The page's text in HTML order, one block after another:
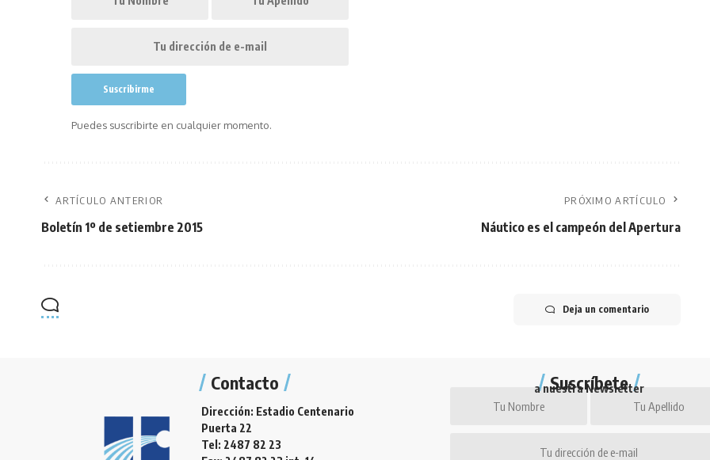
Puedes suscribirte en cualquier momento.
ARTÍCULO ANTERIOR
Boletín 1º de setiembre 2015
PRÓXIMO ARTÍCULO
Náutico es el campeón del Apertura
Deja un comentario
Contacto
Dirección: Estadio Centenario
Puerta 22
Tel: 2487 82 23
Suscríbete
a nuestra Newsletter